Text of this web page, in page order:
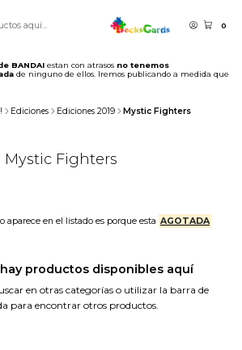
0
BANDAI estan con atrasos no tenemos
de ninguno de ellos. Iremos publicando a medida que
Ediciones Ediciones 2019 Mystic Fighters
Mystic Fighters
aparece en el listado es porque esta AGOTADA
productos disponibles aquí
en otras categorías o utilizar la barra de
para encontrar otros productos.